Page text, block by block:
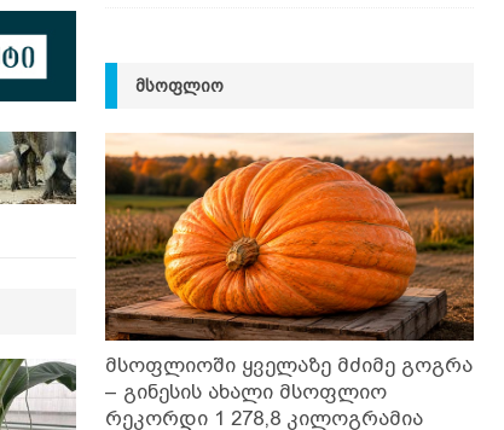
ᲛᲡᲝᲤᲚᲘᲝ
მსოფლიოში ყველაზე მძიმე გოგრა
– გინესის ახალი მსოფლიო
რეკორდი 1 278,8 კილოგრამია